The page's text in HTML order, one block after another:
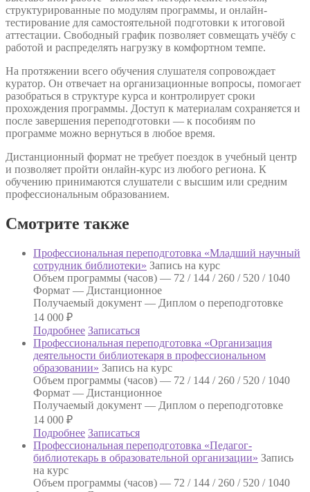
структурированные по модулям программы, и онлайн-
тестирование для самостоятельной подготовки к итоговой
аттестации. Свободный график позволяет совмещать учёбу с
работой и распределять нагрузку в комфортном темпе.
На протяжении всего обучения слушателя сопровождает
куратор. Он отвечает на организационные вопросы, помогает
разобраться в структуре курса и контролирует сроки
прохождения программы. Доступ к материалам сохраняется и
после завершения переподготовки — к пособиям по
программе можно вернуться в любое время.
Дистанционный формат не требует поездок в учебный центр
и позволяет пройти онлайн-курс из любого региона. К
обучению принимаются слушатели с высшим или средним
профессиональным образованием.
Смотрите также
Профессиональная переподготовка «Младший научный
сотрудник библиотеки» Запись на курс
Объем программы (часов) — 72 / 144 / 260 / 520 / 1040
Формат — Дистанционное
Получаемый документ — Диплом о переподготовке
14 000 ₽
Подробнее Записаться
Профессиональная переподготовка «Организация
деятельности библиотекаря в профессиональном
образовании» Запись на курс
Объем программы (часов) — 72 / 144 / 260 / 520 / 1040
Формат — Дистанционное
Получаемый документ — Диплом о переподготовке
14 000 ₽
Подробнее Записаться
Профессиональная переподготовка «Педагог-
библиотекарь в образовательной организации» Запись
на курс
Объем программы (часов) — 72 / 144 / 260 / 520 / 1040